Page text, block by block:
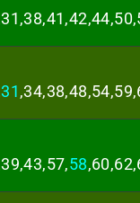
31
39,43,57,58